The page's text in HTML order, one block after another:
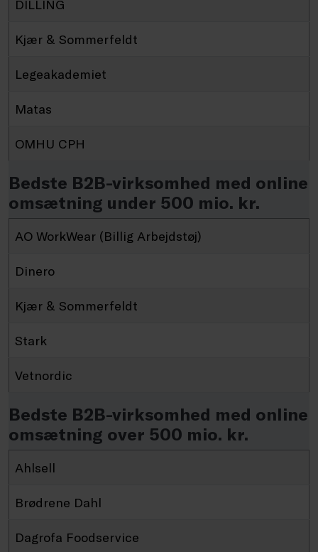
DILLING
Kjær & Sommerfeldt
Legeakademiet
Matas
OMHU CPH
Bedste B2B-virksomhed med online
omsætning under 500 mio. kr.
AO WorkWear (Billig Arbejdstøj)
Dinero
Kjær & Sommerfeldt
Stark
Vetnordic
Bedste B2B-virksomhed med online
omsætning over 500 mio. kr.
Ahlsell
Brødrene Dahl
Dagrofa Foodservice